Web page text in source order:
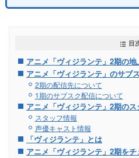
目
アニメ「ヴィジランテ」2期の
アニメ「ヴィジランテ」のサブ
2期の配信先について
1期のサブスク配信について
アニメ「ヴィジランテ」2期の
スタッフ情報
声優キャスト情報
「ヴィジランテ」とは
アニメ「ヴィジランテ」2期をチ